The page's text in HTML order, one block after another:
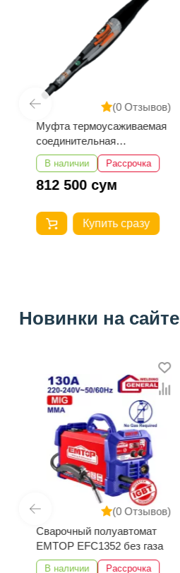
(0 Отзывов)
Муфта термоусаживаемая
соединительная
3СТп-10У-35...50
В наличии Рассрочка
812 500 сум
Купить сразу
Новинки на сайте
(0 Отзывов)
Сварочный полуавтомат
EMTOP EFC1352 без газа
В наличии Рассрочка